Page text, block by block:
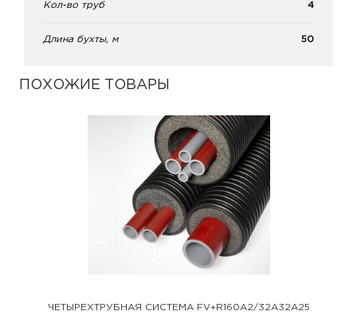
Кол-во труб 4
Длина бухты, м 50
ПОХОЖИЕ ТОВАРЫ
ЧЕТЫРЕХТРУБНАЯ СИСТЕМА FV+R160A2/32A32A25